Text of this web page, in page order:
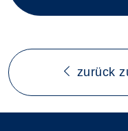
zurück